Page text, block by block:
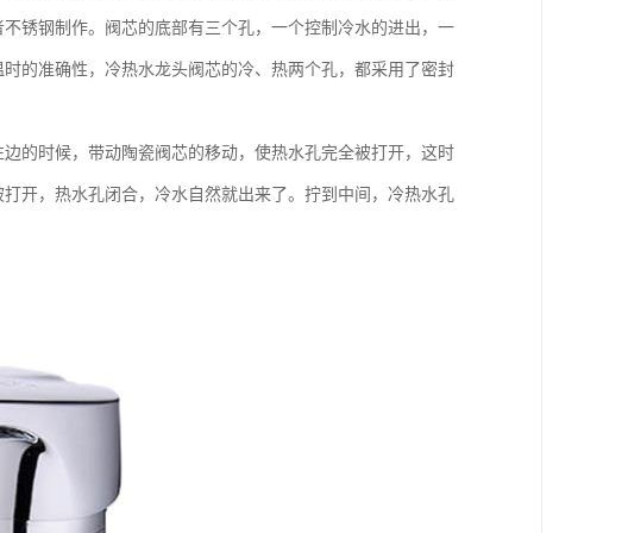
锈钢制作。阀芯的底部有三个孔，一个控制冷水的进出，一
的准确性，冷热水龙头阀芯的冷、热两个孔，都采用了密封
的时候，带动陶瓷阀芯的移动，使热水孔完全被打开，这时
开，热水孔闭合，冷水自然就出来了。拧到中间，冷热水孔